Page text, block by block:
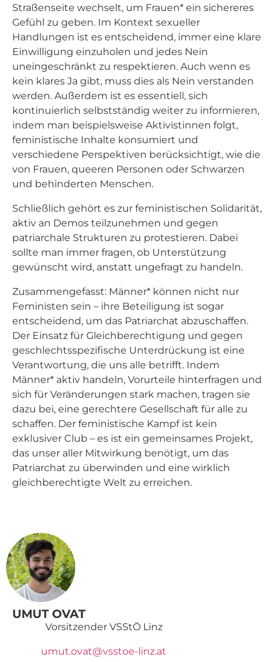
Straßenseite wechselt, um Frauen* ein sichereres
Gefühl zu geben. Im Kontext sexueller
Handlungen ist es entscheidend, immer eine klare
Einwilligung einzuholen und jedes Nein
uneingeschränkt zu respektieren. Auch wenn es
kein klares Ja gibt, muss dies als Nein verstanden
werden. Außerdem ist es essentiell, sich
kontinuierlich selbstständig weiter zu informieren,
indem man beispielsweise Aktivistinnen folgt,
feministische Inhalte konsumiert und
verschiedene Perspektiven berücksichtigt, wie die
von Frauen, queeren Personen oder Schwarzen
und behinderten Menschen.
Schließlich gehört es zur feministischen Solidarität,
aktiv an Demos teilzunehmen und gegen
patriarchale Strukturen zu protestieren. Dabei
sollte man immer fragen, ob Unterstützung
gewünscht wird, anstatt ungefragt zu handeln.
Zusammengefasst: Männer* können nicht nur
Feministen sein – ihre Beteiligung ist sogar
entscheidend, um das Patriarchat abzuschaffen.
Der Einsatz für Gleichberechtigung und gegen
geschlechtsspezifische Unterdrückung ist eine
Verantwortung, die uns alle betrifft. Indem
Männer* aktiv handeln, Vorurteile hinterfragen und
sich für Veränderungen stark machen, tragen sie
dazu bei, eine gerechtere Gesellschaft für alle zu
schaffen. Der feministische Kampf ist kein
exklusiver Club – es ist ein gemeinsames Projekt,
das unser aller Mitwirkung benötigt, um das
Patriarchat zu überwinden und eine wirklich
gleichberechtigte Welt zu erreichen.
UMUT OVAT
Vorsitzender VSStÖ Linz
umut.ovat@vsstoe-linz.at